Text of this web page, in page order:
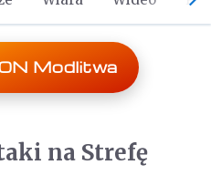
Modlitwa
na Strefę